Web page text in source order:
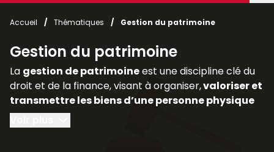
le sous-menu Vos métiers
le sous-menu Vos besoins
Accueil / Thématiques / Gestion du patrimoine
Gestion du patrimoine
La gestion de patrimoineest une discipline clé du
droit et de la finance, visant à organiser,valoriser et
transmettre les biens d’une personne physique
ou morale. Elle englobe des
fiscales, financières et immobilières,